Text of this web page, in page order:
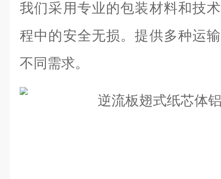
我们采用专业的包装材料和技
程中的安全无损。提供多种运
不同需求。